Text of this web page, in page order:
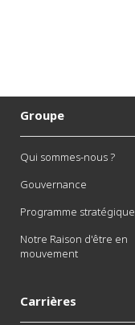
Groupe
Qui sommes-nous ?
Gouvernance
Programme stratégique
Notre Raison d'être en
mouvement
Carrières